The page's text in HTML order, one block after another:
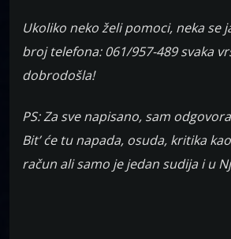
Ukoliko neko želi pomoci, neka se
broj telefona: 061/957-489 svaka
dobrodošla!
PS: Za sve napisano, sam
Bit’ će tu napada, osuda, kritika
račun ali samo je jedan sudija i u